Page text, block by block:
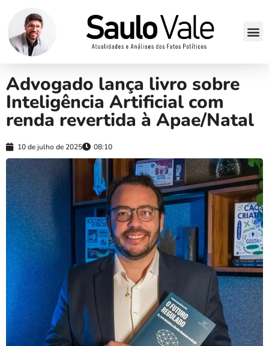
Advogado lança livro sobre
Inteligência Artificial com
renda revertida à Apae/Natal
10 de julho de 2025 08:10